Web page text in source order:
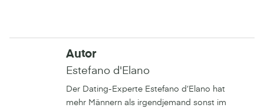
Autor
Estefano d'Elano
Der Dating-Experte Estefano d‘Elano hat
mehr Männern als irgendjemand sonst im